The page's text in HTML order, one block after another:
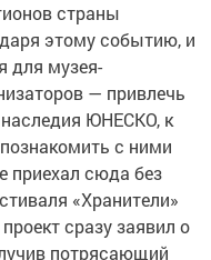
страны
этому событию, и
для музея-
— привлечь
ЮНЕСКО, к
с ними
приехал сюда без
«Хранители»
сразу заявил о
потрясающий